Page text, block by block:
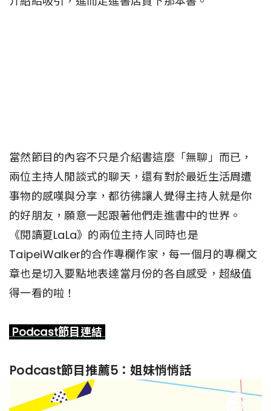
當然節目的內容不只是介紹書這麼「無聊」而已，
兩位主持人閒談式的聊天，還有對於最近生活周遭
事物的感嘆與分享，都彷彿讓人覺得主持人就是你
的好朋友，願意一起跟著他們走進書中的世界。
《閱讀夏LaLa》的兩位主持人同時也是
TaipeiWalker的合作專欄作家，每一個月的專欄文
章也是切入要點地表達當月份的各自感受，超級值
得一看的啦！
Podcast節目連結
Podcast節目推薦5：姐妹悄悄話